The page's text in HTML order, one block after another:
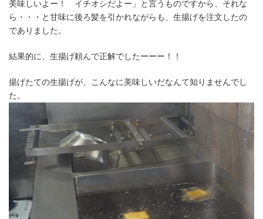
美味しいよー！ イチオシだよー」と言うものですから、それな
ら・・・と甘味に後ろ髪を引かれながらも、生揚げを注文したの
でありました。
結果的に、生揚げ頼んで正解でしたーーー！！
揚げたての生揚げが、こんなに美味しいだなんて知りませんでし
た。